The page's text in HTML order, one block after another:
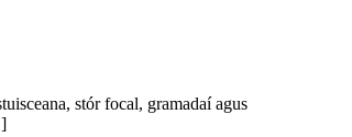
stór focal, gramadaí agus